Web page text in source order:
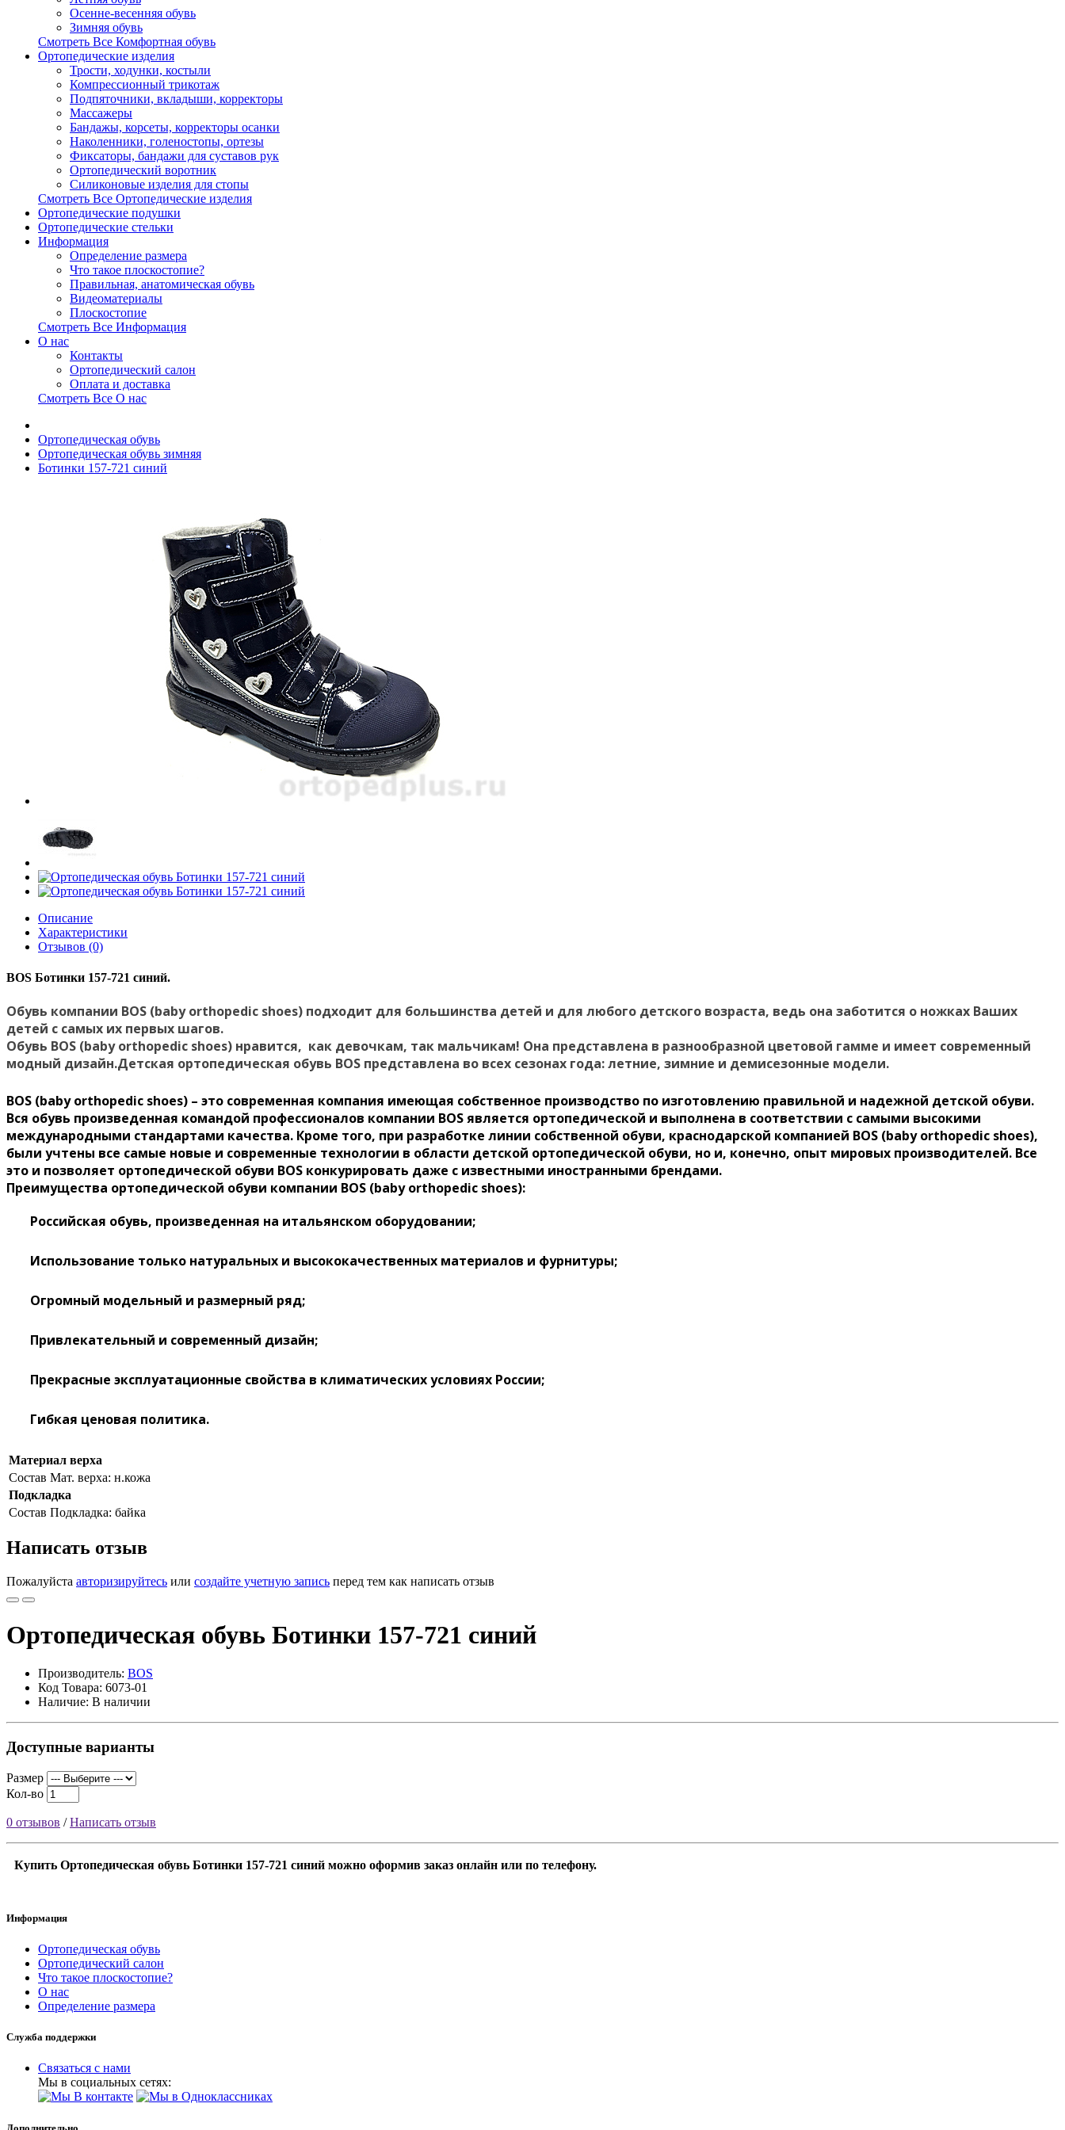
Осенне-весенняя обувь
Зимняя обувь
Смотреть Все Комфортная обувь
Ортопедические изделия
Трости, ходунки, костыли
Компрессионный трикотаж
Подпяточники, вкладыши, корректоры
Массажеры
Бандажы, корсеты, корректоры осанки
Наколенники, голеностопы, ортезы
Фиксаторы, бандажи для суставов рук
Ортопедический воротник
Силиконовые изделия для стопы
Смотреть Все Ортопедические изделия
Ортопедические подушки
Ортопедические стельки
Информация
Определение размера
Что такое плоскостопие?
Правильная, анатомическая обувь
Видеоматериалы
Плоскостопие
Смотреть Все Информация
О нас
Контакты
Ортопедический салон
Оплата и доставка
Смотреть Все О нас
Ортопедическая обувь
Ортопедическая обувь зимняя
Ботинки 157-721 синий
Описание
Характеристики
Отзывов (0)
BOS Ботинки 157-721 синий.
Обувь компании BOS (baby orthopedic shoes) подходит для большинства детей и для любого детского возраста, ведь она заботится о ножках Ваших
детей с самых их первых шагов.
Обувь BOS (baby orthopedic shoes) нравится, как девочкам, так мальчикам! Она представлена в разнообразной цветовой гамме и имеет современный
модный дизайн.Детская ортопедическая обувь BOS представлена во всех сезонах года: летние, зимние и демисезонные модели.
BOS (baby orthopedic shoes) – это современная компания имеющая собственное производство по изготовлению правильной и надежной детской обуви.
Вся обувь произведенная командой профессионалов компании BOS является ортопедической и выполнена в соответствии с самыми высокими
международными стандартами качества. Кроме того, при разработке линии собственной обуви, краснодарской компанией BOS (baby orthopedic shoes),
были учтены все самые новые и современные технологии в области детской ортопедической обуви, но и, конечно, опыт мировых производителей. Все
это и позволяет ортопедической обуви BOS конкурировать даже с известными иностранными брендами.
Преимущества ортопедической обуви компании BOS (baby orthopedic shoes):
Российская обувь, произведенная на итальянском оборудовании;
Использование только натуральных и высококачественных материалов и фурнитуры;
Огромный модельный и размерный ряд;
Привлекательный и современный дизайн;
Прекрасные эксплуатационные свойства в климатических условиях России;
Гибкая ценовая политика.
Материал верха
Состав Мат. верха: н.кожа
Подкладка
Состав Подкладка: байка
Написать отзыв
Пожалуйста авторизируйтесь или создайте учетную запись перед тем как написать отзыв
Ортопедическая обувь Ботинки 157-721 синий
Производитель: BOS
Код Товара: 6073-01
Наличие: В наличии
Доступные варианты
Размер
Кол-во
0 отзывов /Написать отзыв
Купить Ортопедическая обувь Ботинки 157-721 синий можно оформив заказ онлайн или по телефону.
Информация
Ортопедическая обувь
Ортопедический салон
Что такое плоскостопие?
О нас
Определение размера
Служба поддержки
Связаться с нами
Мы в социальных сетях: